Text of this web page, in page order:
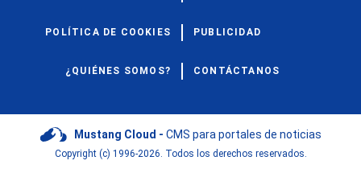
POLÍTICA DE COOKIES PUBLICIDAD
¿QUIÉNES SOMOS? CONTÁCTANOS
Mustang Cloud - CMS para portales de noticias
Copyright (c) 1996-2026. Todos los derechos reservados.